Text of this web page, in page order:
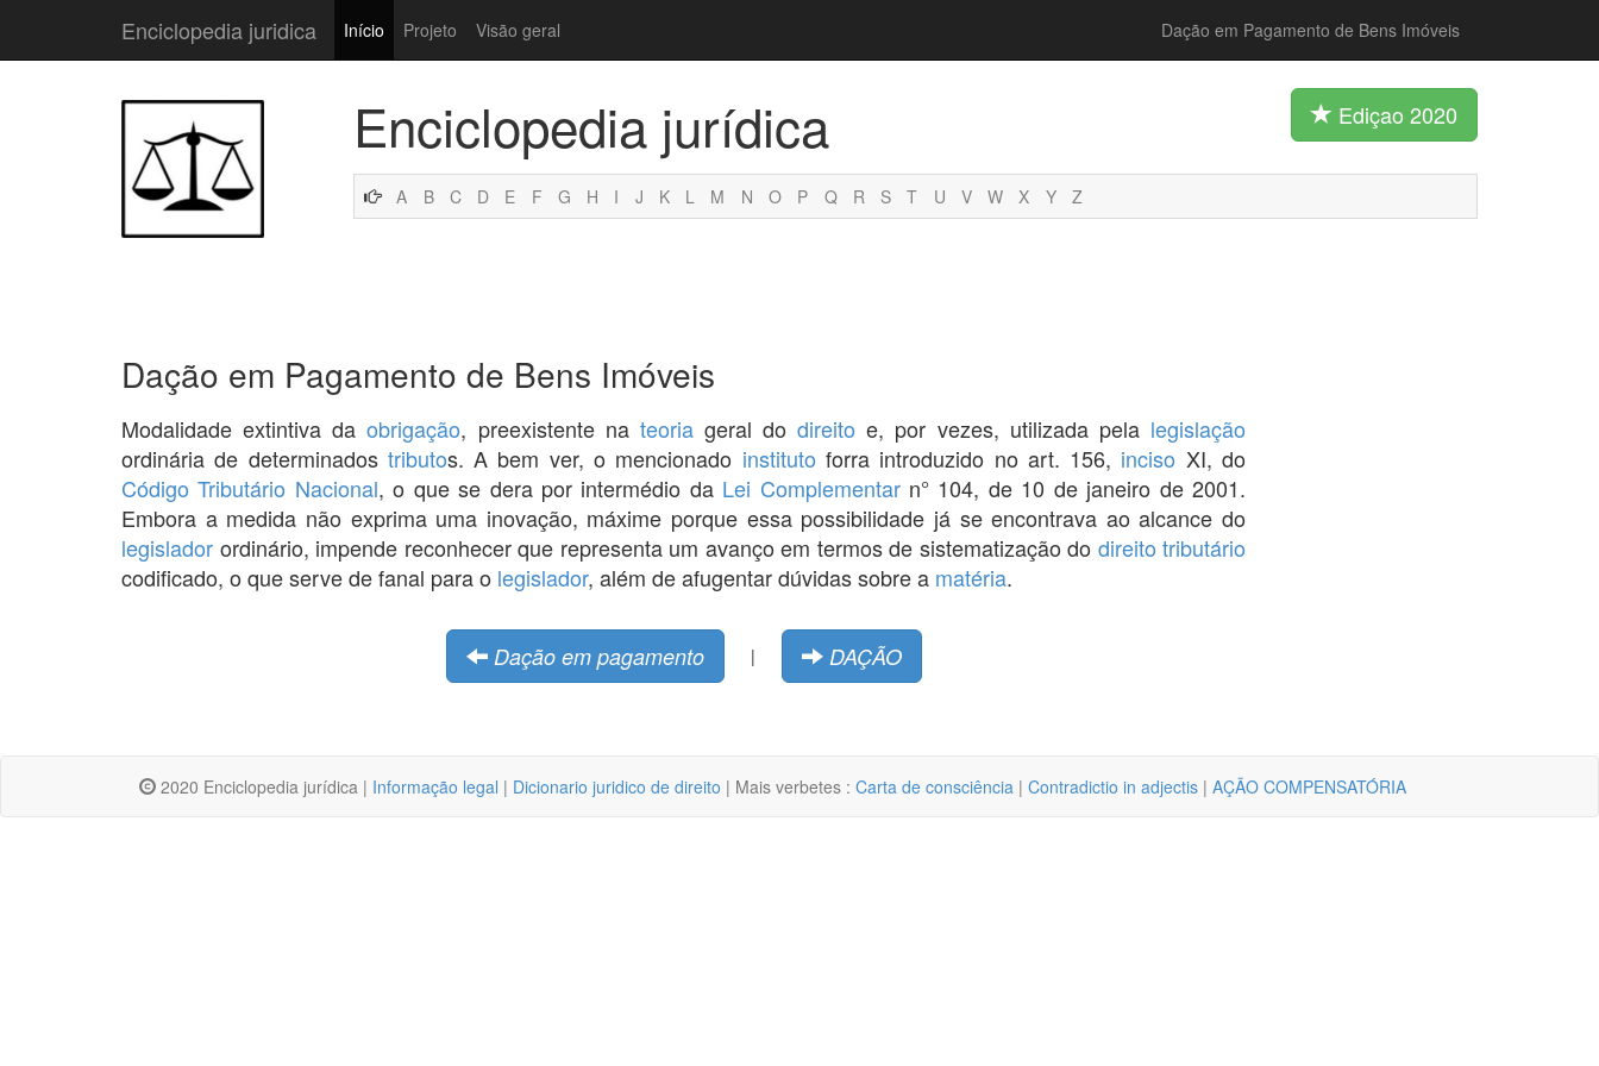
Enciclopedia juridica Início Projeto Visão geral Dação em Pagamento de Bens Imóveis
Enciclopedia jurídica Ediçao 2020
A B C D E F G H I J K L M N O P Q R S T U V W X Y Z
Dação em Pagamento de Bens Imóveis
Modalidade extintiva daobrigação, preexistente na teoriageral dodireito e, por vezes, utilizada pela legislação
ordinária de determinados tributos. A bem ver, o mencionado instituto forra introduzido no art. 156, inciso XI, do
Código Tributário Nacional, o que se dera por intermédio da Lei Complementarn° 104, de 10 de janeiro de 2001.
Embora a medida não exprima uma inovação, máxime porque essa possibilidade já se encontrava ao alcance do
legislador ordinário, impende reconhecer que representa um avanço em termos de sistematização do direito tributário
codificado, o que serve de fanal para o legislador, além de afugentar dúvidas sobre a matéria.
Dação em pagamento | DAÇÃO
2020 Enciclopedia jurídica | Informação legal | Dicionario juridico de direito | Mais verbetes : Carta de consciência | Contradictio in adjectis | AÇÃO COMPENSATÓRIA